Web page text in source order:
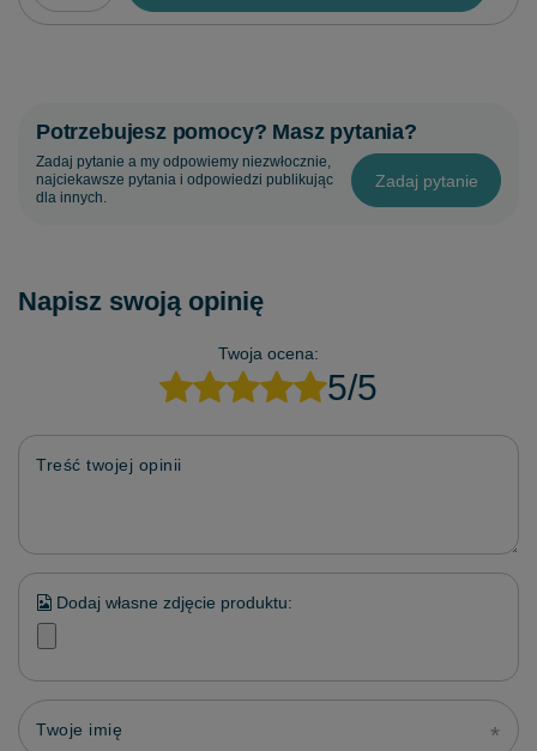
Potrzebujesz pomocy? Masz pytania?
Zadaj pytanie a my odpowiemy niezwłocznie,
najciekawsze pytania i odpowiedzi publikując
dla innych.
Zadaj pytanie
Napisz swoją opinię
Twoja ocena:
5/5
Treść twojej opinii
Dodaj własne zdjęcie produktu:
Twoje imię